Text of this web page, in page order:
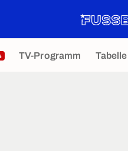
TV-Programm Tabelle